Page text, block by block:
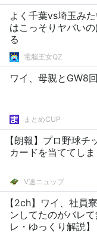
よく千葉vs埼玉み
はこっそりヤバい
る
電脳王女QZ
ワイ、母親とGW8
まとめCUP
【朗報】プロ野球チ
カードを当ててし
V速ニュップ
【2ch】ワイ、社員
ンしてたのがバレ
レ・ゆっくり解説】